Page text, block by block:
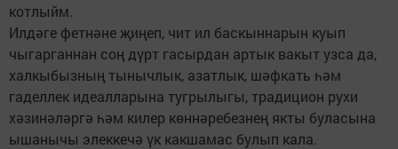
котлыйм.
Илдәге фетнәне җиңеп, чит ил баскыннарын куып
чыгарганнан соң дүрт гасырдан артык вакыт узса да,
халкыбызның тынычлык, азатлык, шәфкать һәм
гаделлек идеалларына тугрылыгы, традицион рухи
хәзинәләргә һәм килер көннәребезнең якты буласына
ышанычы элеккечә үк какшамас булып кала.